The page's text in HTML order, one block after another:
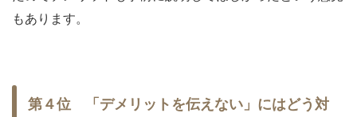
もあります。
第４位 「デメリットを伝えない」にはどう対